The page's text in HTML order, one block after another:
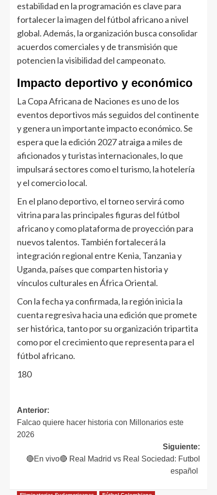
estabilidad en la programación es clave para
fortalecer la imagen del fútbol africano a nivel
global. Además, la organización busca consolidar
acuerdos comerciales y de transmisión que
potencien la visibilidad del campeonato.
Impacto deportivo y económico
La Copa Africana de Naciones es uno de los
eventos deportivos más seguidos del continente
y genera un importante impacto económico. Se
espera que la edición 2027 atraiga a miles de
aficionados y turistas internacionales, lo que
impulsará sectores como el turismo, la hotelería
y el comercio local.
En el plano deportivo, el torneo servirá como
vitrina para las principales figuras del fútbol
africano y como plataforma de proyección para
nuevos talentos. También fortalecerá la
integración regional entre Kenia, Tanzania y
Uganda, países que comparten historia y
vínculos culturales en África Oriental.
Con la fecha ya confirmada, la región inicia la
cuenta regresiva hacia una edición que promete
ser histórica, tanto por su organización tripartita
como por el crecimiento que representa para el
fútbol africano.
180
Anterior:
Falcao quiere hacer historia con Millonarios este
2026
Siguiente:
🔴En vivo🔴 Real Madrid vs Real Sociedad: Futbol
español